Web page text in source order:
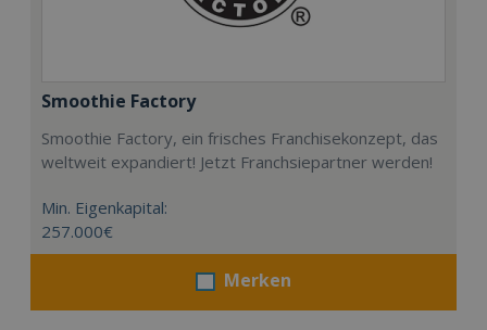
Smoothie Factory
Smoothie Factory, ein frisches Franchisekonzept, das
weltweit expandiert! Jetzt Franchsiepartner werden!
Min. Eigenkapital:
257.000€
Merken